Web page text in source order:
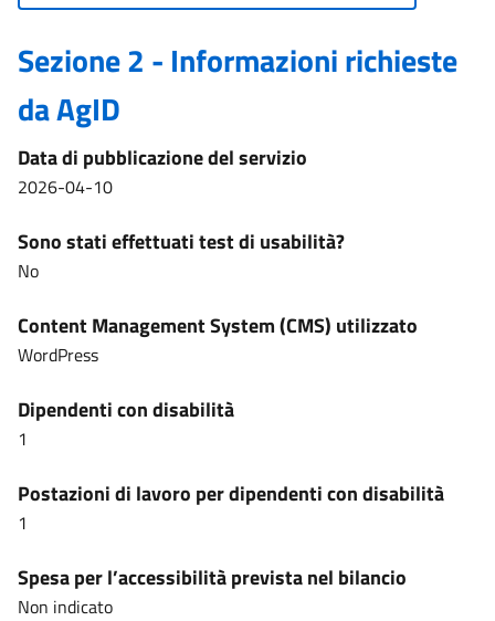
Sezione 2 - Informazioni richieste
da AgID
Data di pubblicazione del servizio
2026-04-10
Sono stati effettuati test di usabilità?
No
Content Management System (CMS) utilizzato
WordPress
Dipendenti con disabilità
1
Postazioni di lavoro per dipendenti con disabilità
1
Spesa per l’accessibilità prevista nel bilancio
Non indicato